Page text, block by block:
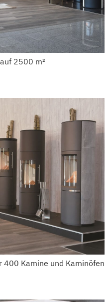
2500 m²
400 Kamine und Kaminöfen